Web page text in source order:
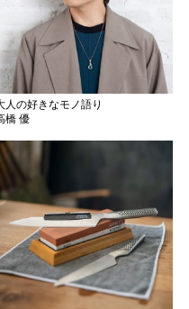
人の好きなモノ語り
橋 優